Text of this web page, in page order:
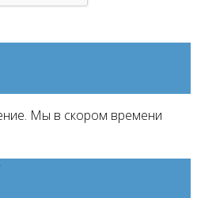
Мы в скором времени